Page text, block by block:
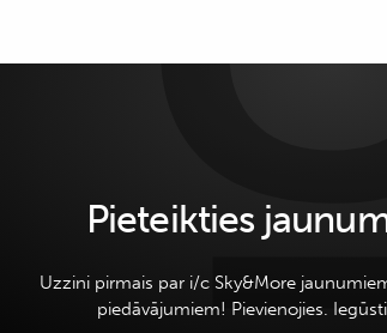
Pieteikties
Uzzini pirmais par i/c Sky&More
piedāvājumiem! Pievienojies.